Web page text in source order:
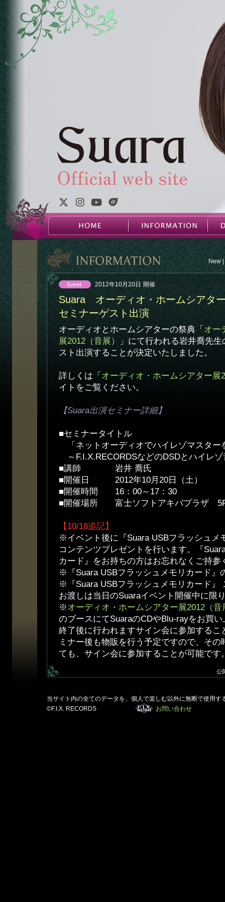
New |
2012年10月20日 開催
Suara オーディオ・ホームシアタ
セミナーゲスト出演
オーディオとホームシアターの祭典「 オー
展2012（音展）
」にて行われる岩井喬先
スト出演することが決定いたしました。
詳しくは「 オーディオ・ホームシアター展
イトをご覧ください。
【Suara出演セミナー詳細】
■セミナータイトル
「ネットオーディオでハイレゾマスター
～F.I.X.RECORDSなどのDSDとハイレ
■講師 岩井 喬氏
■開催日 2012年10月20日（土）
■開催時間 16：00～17：30
■開催場所 富士ソフトアキバプラザ 5F
【10/18追記】
※イベント後に『Suara USBフラッシュメ
コンテンツプレゼントを行います。『
カード』をお持ちの方はお忘れなくご持参
※『Suara USBフラッシュメモリカード』
※『Suara USBフラッシュメモリカード』
お渡しは当日のSuaraイベント開催中に限
※オーディオ・ホームシアター展2012（音
のブースにてSuaraのCDやBlu-rayをお買
終了後に行われますサイン会に参加するこ
ミナー後も物販を行う予定ですので、そ
ても、サイン会に参加することが可能です
公
当サイト内の全てのデータを、個人で楽しむ以外に無断で使用す
©F.I.X. RECORDS
お問い合わせ